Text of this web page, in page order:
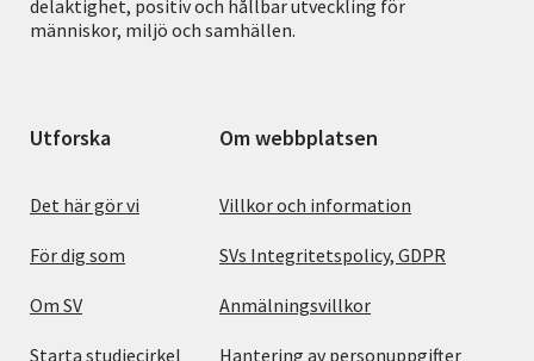
delaktighet, positiv och hållbar utveckling för
människor, miljö och samhällen.
Utforska
Det här gör vi
För dig som
Om SV
Starta studiecirkel
Om webbplatsen
Villkor och information
SVs Integritetspolicy, GDPR
Anmälningsvillkor
Hantering av personuppgifter